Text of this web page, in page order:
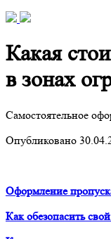
Какая
в зонах
Самостоятельное
Опубликовано
Оформление
Как обезопасить